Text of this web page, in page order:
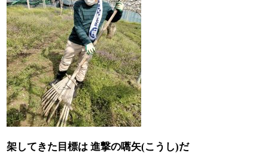
架してきた目標は 進撃の嚆矢(こうし)だ